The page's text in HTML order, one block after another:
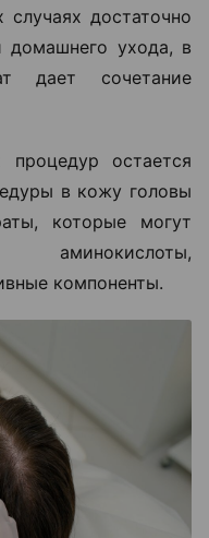
достаточно
домашнего ухода, в
дает сочетание
остается
в кожу головы
которые могут
аминокислоты,
компоненты.